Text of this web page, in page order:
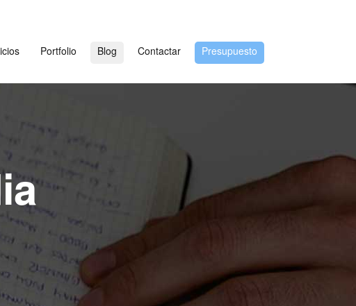
Portfolio Blog Contactar Presupuesto